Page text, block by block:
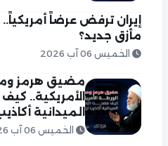
إيران ترفض عرضاً
مأزق جديد؟
الخميس 06 آب 2026
مضيق هرمز
الأمريكية..
الميدانية
الخميس 06 آب 2026